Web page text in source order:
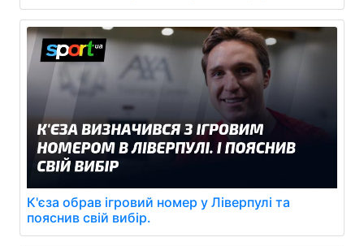
К'єза обрав ігровий номер у Ліверпулі та
пояснив свій вибір.